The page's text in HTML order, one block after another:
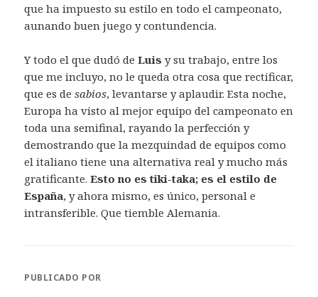
que ha impuesto su estilo en todo el campeonato,
aunando buen juego y contundencia.
Y todo el que dudó deLuis y su trabajo, entre los
que me incluyo, no le queda otra cosa que rectificar,
que es desabios, levantarse y aplaudir. Esta noche,
Europa ha visto al mejor equipo del campeonato en
toda una semifinal, rayando la perfección y
demostrando que la mezquindad de equipos como
el italiano tiene una alternativa real y mucho más
gratificante.Esto no es tiki-taka; es el estilo de
España, y ahora mismo, es único, personal e
intransferible. Que tiemble Alemania.
PUBLICADO POR